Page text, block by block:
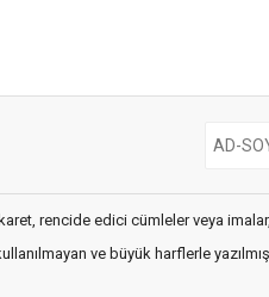
rencide edici cümleler veya
ve büyük harflerle